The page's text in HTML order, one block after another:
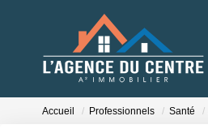
Accueil Professionnels Santé